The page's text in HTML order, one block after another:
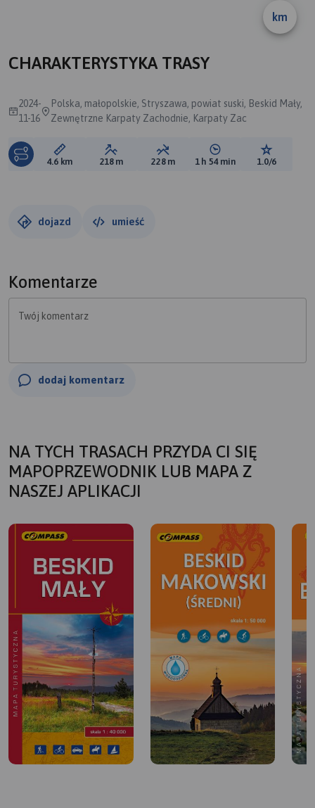
km
CHARAKTERYSTYKA TRASY
2024-
11-16
Polska, małopolskie, Stryszawa, powiat suski, Beskid Mały,
Zewnętrzne Karpaty Zachodnie, Karpaty Zac
Długość trasy:
4.6 km Suma przewyższeń:
218 m Suma spadków:
228 m Średni czas potrzebny
1 h 54 min Ocena
1.0/6
dojazd umieść
Komentarze
Twój komentarz
dodaj komentarz
NA TYCH TRASACH PRZYDA CI SIĘ
MAPOPRZEWODNIK LUB MAPA Z
NASZEJ APLIKACJI